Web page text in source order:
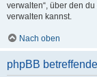
verwalten“, über den
verwalten kannst.
Nach oben
phpBB